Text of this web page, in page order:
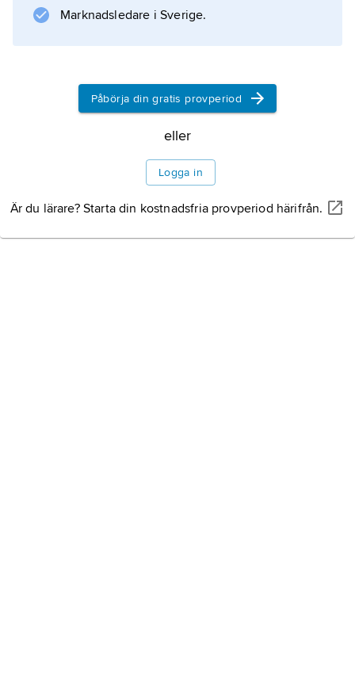
Marknadsledare i Sverige.
Påbörja din gratis provperiod
eller
Logga in
Är du lärare? Starta din kostnadsfria provperiod härifrån.